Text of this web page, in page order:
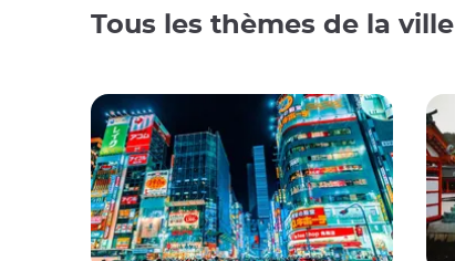
Tous les thèmes de la ville